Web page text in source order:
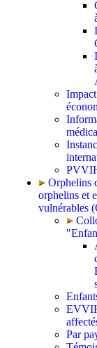
Orphelins
orphelins et
vulnérables
Par